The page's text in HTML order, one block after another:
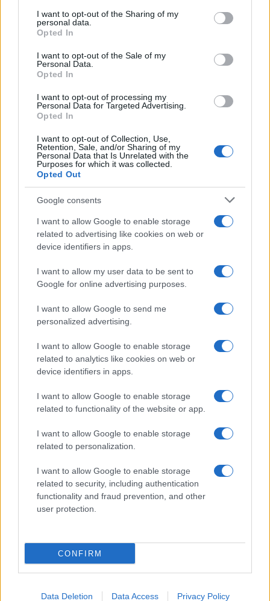
not limited to your visit or usage behaviour. You may click to
grant or deny consent to Google and its third-party tags to
use your data for below specified purposes in below Google
consent section.
I want to opt-out of the Sharing of my
personal data.
Opted In
I want to opt-out of the Sale of my
Personal Data.
Opted In
I want to opt-out of processing my
Personal Data for Targeted Advertising.
Opted In
I want to opt-out of Collection, Use,
Retention, Sale, and/or Sharing of my
Personal Data that Is Unrelated with the
Purposes for which it was collected.
Opted Out
Google consents
I want to allow Google to enable storage
related to advertising like cookies on web or
device identifiers in apps.
I want to allow my user data to be sent to
Google for online advertising purposes.
I want to allow Google to send me
personalized advertising.
I want to allow Google to enable storage
related to analytics like cookies on web or
device identifiers in apps.
I want to allow Google to enable storage
related to functionality of the website or app.
I want to allow Google to enable storage
related to personalization.
I want to allow Google to enable storage
related to security, including authentication
functionality and fraud prevention, and other
user protection.
CONFIRM
Data Deletion Data Access Privacy Policy
Puoi abbonarti a
Sei già abbonato?
Puoi effettuare l'accesso andando nella
sezioneLogindal menù del sito o
cliccandoqui
TEMI:
Famiglie Gallura
Famiglie Numerose Gallura
Notizie in tempo reale?
Entra nel canale telegram di
GalluraOggi.it
Inviaci le tue segnalazioni,
i tuoi video e le tue foto
Su WhatsApp al numero +39
Ricevi le nostre ultime news
Condividi l'articolo